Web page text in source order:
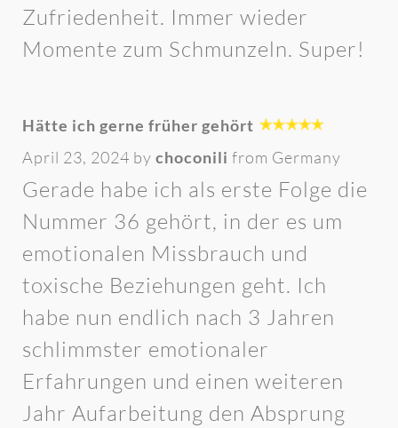
Zufriedenheit. Immer wieder
Momente zum Schmunzeln. Super!
Hätte ich gerne früher gehört
April 23, 2024 by choconili from Germany
Gerade habe ich als erste Folge die
Nummer 36 gehört, in der es um
emotionalen Missbrauch und
toxische Beziehungen geht. Ich
habe nun endlich nach 3 Jahren
schlimmster emotionaler
Erfahrungen und einen weiteren
Jahr Aufarbeitung den Absprung